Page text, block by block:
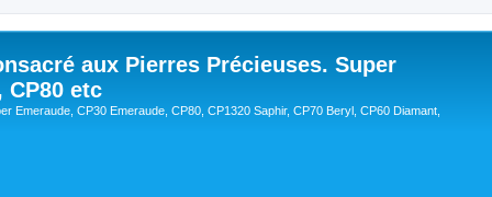
aux Pierres Précieuses. Super
CP80 etc
Emeraude, CP30 Emeraude, CP80, CP1320 Saphir, CP70 Beryl, CP60 Diamant,